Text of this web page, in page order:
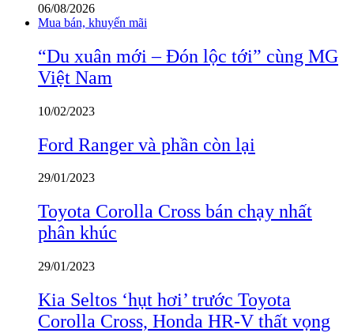
06/08/2026
Mua bán, khuyến mãi
“Du xuân mới – Đón lộc tới” cùng MG
Việt Nam
10/02/2023
Ford Ranger và phần còn lại
29/01/2023
Toyota Corolla Cross bán chạy nhất
phân khúc
29/01/2023
Kia Seltos ‘hụt hơi’ trước Toyota
Corolla Cross, Honda HR-V thất vọng